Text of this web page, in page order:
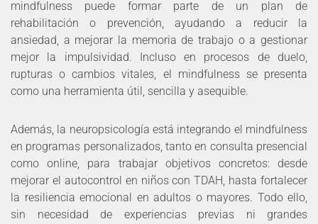
mindfulness puede formar parte de un plan de
rehabilitación o prevención, ayudando a reducir la
ansiedad, a mejorar la memoria de trabajo o a gestionar
mejor la impulsividad. Incluso en procesos de duelo,
rupturas o cambios vitales, el mindfulness se presenta
como una herramienta útil, sencilla y asequible.
Además, la neuropsicología está integrando el mindfulness
en programas personalizados, tanto en consulta presencial
como online, para trabajar objetivos concretos: desde
mejorar el autocontrol en niños con TDAH, hasta fortalecer
la resiliencia emocional en adultos o mayores. Todo ello,
sin necesidad de experiencias previas ni grandes